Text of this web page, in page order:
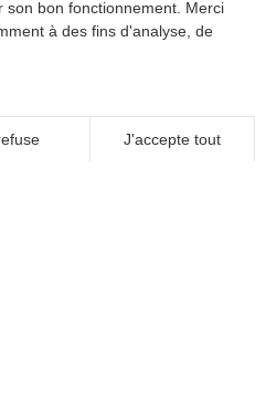
son bon fonctionnement. Merci
à des fins d'analyse, de
J'accepte tout
NOUS
?